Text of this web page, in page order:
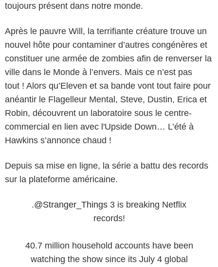
toujours présent dans notre monde.
Après le pauvre Will, la terrifiante créature trouve un
nouvel hôte pour contaminer d’autres congénères et
constituer une armée de zombies afin de renverser la
ville dans le Monde à l’envers. Mais ce n’est pas
tout ! Alors qu’Eleven et sa bande vont tout faire pour
anéantir le Flagelleur Mental, Steve, Dustin, Erica et
Robin, découvrent un laboratoire sous le centre-
commercial en lien avec l'Upside Down… L’été à
Hawkins s’annonce chaud !
Depuis sa mise en ligne, la série a battu des records
sur la plateforme américaine.
.@Stranger_Things 3 is breaking Netflix
records!
40.7 million household accounts have been
watching the show since its July 4 global